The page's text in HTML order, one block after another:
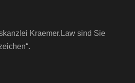
Kraemer.Law sind Sie